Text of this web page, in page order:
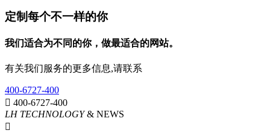
定制每个不一样的你
我们适合为不同的你，做最适合的网站。
有关我们服务的更多信息,请联系
400-6727-400
 400-6727-400
LH TECHNOLOGY& NEWS
